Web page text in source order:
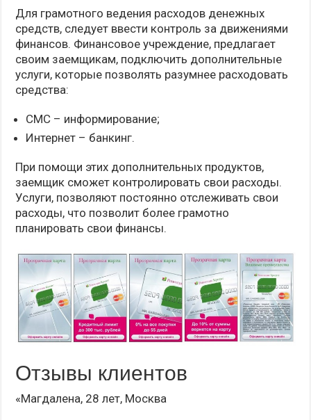
Для грамотного ведения расходов денежных
средств, следует ввести контроль за движениями
финансов. Финансовое учреждение, предлагает
своим заемщикам, подключить дополнительные
услуги, которые позволять разумнее расходовать
средства:
СМС – информирование;
Интернет – банкинг.
При помощи этих дополнительных продуктов,
заемщик сможет контролировать свои расходы.
Услуги, позволяют постоянно отслеживать свои
расходы, что позволит более грамотно
планировать свои финансы.
Отзывы клиентов
«Магдалена, 28 лет, Москва